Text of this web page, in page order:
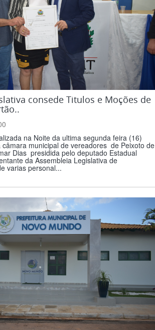
consede Titulos e Moções de
na Noite da ultima segunda feira (16)
municipal de vereadores de Peixoto de
Dias presidida pelo deputado Estadual
da Assembleia Legislativa de
varias personal...